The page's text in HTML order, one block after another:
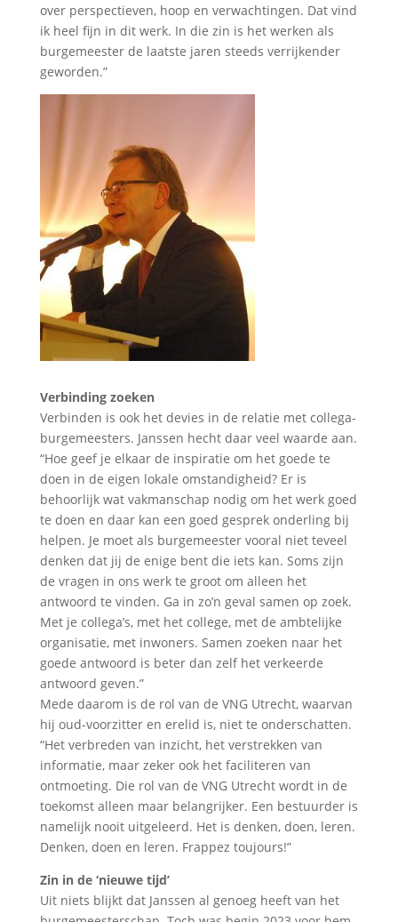
over perspectieven, hoop en verwachtingen. Dat vind
ik heel fijn in dit werk. In die zin is het werken als
burgemeester de laatste jaren steeds verrijkender
geworden.”
Verbinding zoeken
Verbinden is ook het devies in de relatie met collega-
burgemeesters. Janssen hecht daar veel waarde aan.
“Hoe geef je elkaar de inspiratie om het goede te
doen in de eigen lokale omstandigheid? Er is
behoorlijk wat vakmanschap nodig om het werk goed
te doen en daar kan een goed gesprek onderling bij
helpen. Je moet als burgemeester vooral niet teveel
denken dat jij de enige bent die iets kan. Soms zijn
de vragen in ons werk te groot om alleen het
antwoord te vinden. Ga in zo’n geval samen op zoek.
Met je collega’s, met het college, met de ambtelijke
organisatie, met inwoners. Samen zoeken naar het
goede antwoord is beter dan zelf het verkeerde
antwoord geven.”
Mede daarom is de rol van de VNG Utrecht, waarvan
hij oud-voorzitter en erelid is, niet te onderschatten.
“Het verbreden van inzicht, het verstrekken van
informatie, maar zeker ook het faciliteren van
ontmoeting. Die rol van de VNG Utrecht wordt in de
toekomst alleen maar belangrijker. Een bestuurder is
namelijk nooit uitgeleerd. Het is denken, doen, leren.
Denken, doen en leren. Frappez toujours!”
Zin in de ‘nieuwe tijd’
Uit niets blijkt dat Janssen al genoeg heeft van het